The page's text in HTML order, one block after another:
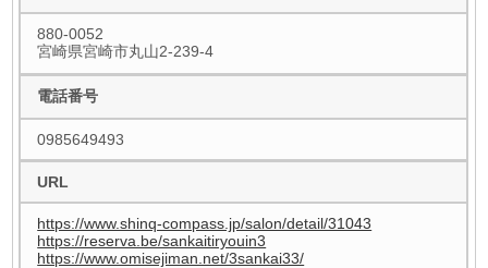
880-0052
宮崎県宮崎市丸山2-239-4
電話番号
0985649493
URL
https://www.shinq-compass.jp/salon/detail/31043
https://reserva.be/sankaitiryouin3
https://www.omisejiman.net/3sankai33/